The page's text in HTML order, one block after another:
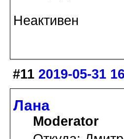
Неактивен
#11 2019-05-31
Лана
Moderator